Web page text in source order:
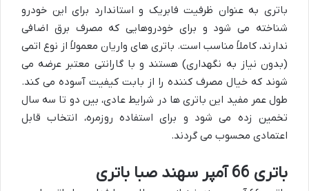
باتری به عنوان ظرفیت فابریک و استاندارد برای این خودرو
شناخته می شود و برای خودروهایی که مصرف برق اضافی
ندارند، کاملاً مناسب است. باتری های واریان معمولاً از نوع اتمی
(بدون نیاز به نگهداری) هستند و با گارانتی معتبر عرضه می
شوند که خیال مصرف کننده را از بابت کیفیت آسوده می کند.
طول عمر مفید این باتری ها در شرایط عادی، بین دو تا سه سال
تخمین زده می شود و برای استفاده روزمره، انتخاب قابل
اعتمادی محسوب می گردند.
باتری 66 آمپر سهند صبا باتری